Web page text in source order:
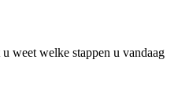
weet welke stappen u vandaag